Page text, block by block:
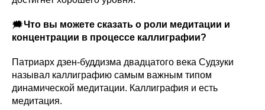
🗯Что вы можете сказать о роли медитации и
концентрации в процессе каллиграфии?
Патриарх дзен-буддизма двадцатого века Судзуки
называл каллиграфию самым важным типом
динамической медитации. Каллиграфия и есть
медитация.